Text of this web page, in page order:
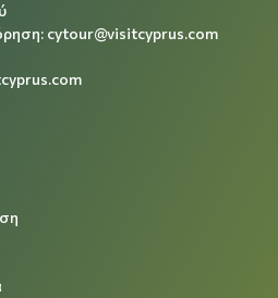
cytour@visitcyprus.com